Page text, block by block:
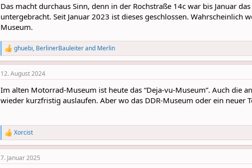
i
o
n
s
:
Das macht durchaus Sinn, denn in der Rochstraße 14c war bis Januar das
untergebracht. Seit Januar 2023 ist dieses geschlossen.
Museum.
R
e
a
c
i
o
:
ghuebi, BerlinerBauleiterand Merlin
12. August 2024
Im alten Motorrad-Museum ist heute das “Deja-vu-Museum”. Auch die
wieder kurzfristig auslaufen. Aber wo das DDR-Museum oder ein neuer
R
e
a
c
Xorcist
7. Januar 2025